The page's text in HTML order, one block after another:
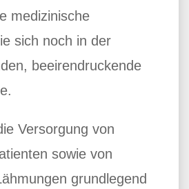
medizinische
sich noch in der
beeirendruckende
Versorgung von
sowie von
grundlegend